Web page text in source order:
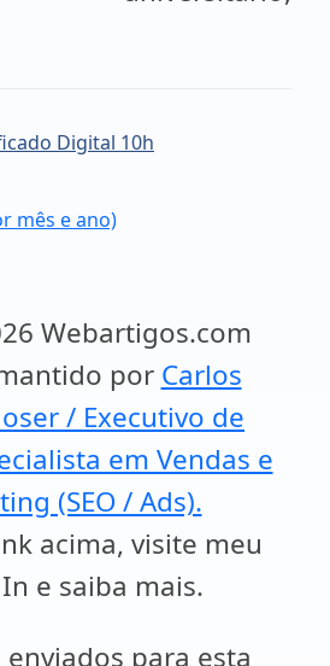
Digital 10h
mês e ano)
Webartigos.com
por Carlos
/ Executivo de
em Vendas e
(SEO / Ads).
acima, visite meu
e saiba mais.
para esta